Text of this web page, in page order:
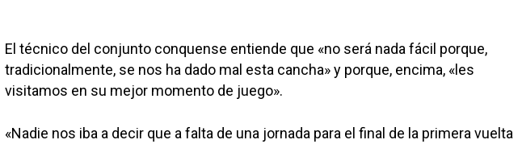
El técnico del conjunto conquense entiende que «no será nada fácil porque,
tradicionalmente, se nos ha dado mal esta cancha» y porque, encima, «les
visitamos en su mejor momento de juego».
«Nadie nos iba a decir que a falta de una jornada para el final de la primera vuelta